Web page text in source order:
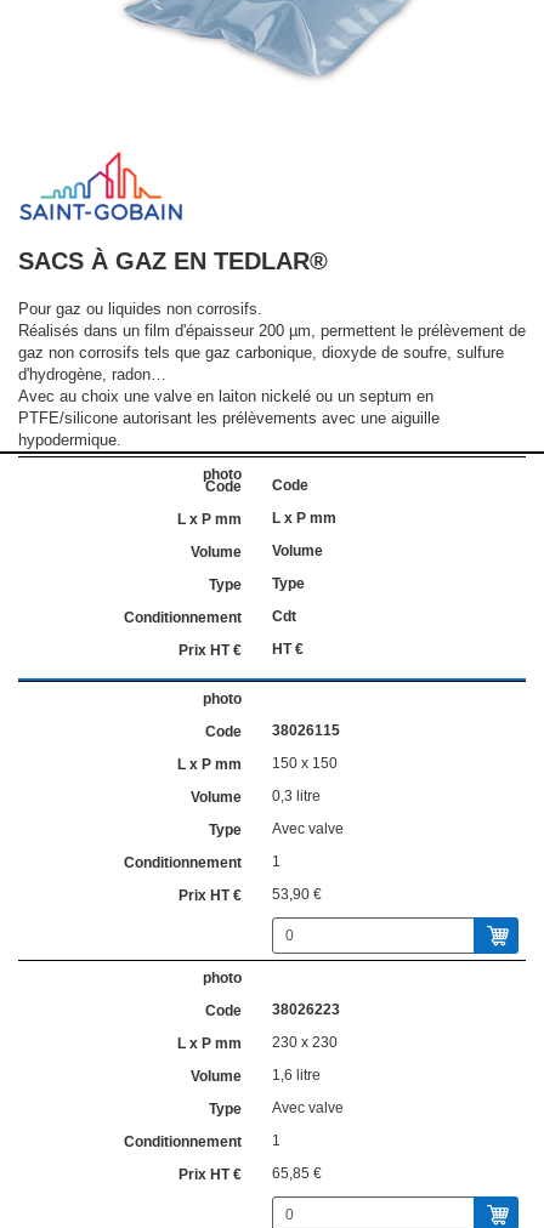
SACS À GAZ EN TEDLAR®
Pour gaz ou liquides non corrosifs.
Réalisés dans un film d'épaisseur 200 µm, permettent le prélèvement de
gaz non corrosifs tels que gaz carbonique, dioxyde de soufre, sulfure
d'hydrogène, radon…
Avec au choix une valve en laiton nickelé ou un septum en
PTFE/silicone autorisant les prélèvements avec une aiguille
hypodermique.
Code
L x P mm
Volume
Type
Cdt
HT €
38026115
150 x 150
0,3 litre
Avec valve
1
53,90 €
38026223
230 x 230
1,6 litre
Avec valve
1
65,85 €